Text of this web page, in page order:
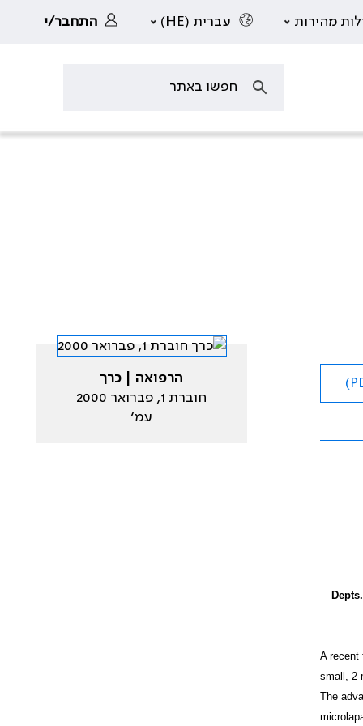
מהירות עברית (HE) התחבר/י
A recent
small, 2
The
הרפואה | כרך
חוברת 1, פברואר 2000
עמ׳